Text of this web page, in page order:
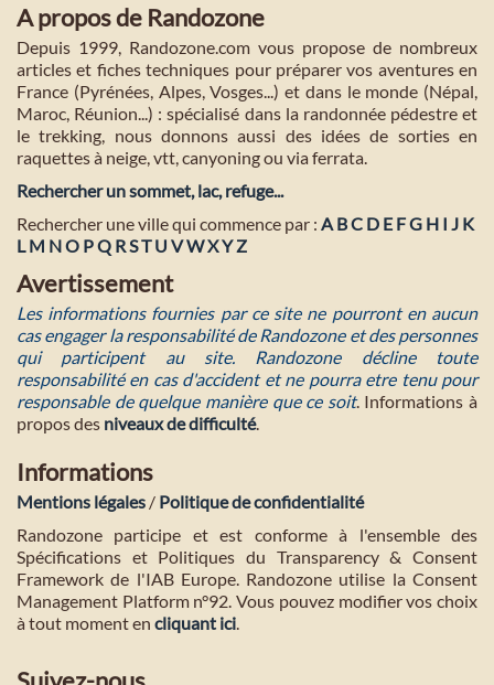
A propos de Randozone
Depuis 1999, Randozone.com vous propose de nombreux
articles et fiches techniques pour préparer vos aventures en
France (Pyrénées, Alpes, Vosges...) et dans le monde (Népal,
Maroc, Réunion...) : spécialisé dans la randonnée pédestre et
le trekking, nous donnons aussi des idées de sorties en
raquettes à neige, vtt, canyoning ou via ferrata.
Rechercher un sommet, lac, refuge...
Rechercher une ville qui commence par : A BC D E FG H I J K
L M NO PQ RST U VWXYZ
Avertissement
Les informations fournies par ce site ne pourront en aucun
cas engager la responsabilité de Randozone et des personnes
qui participent au site. Randozone décline toute
responsabilité en cas d'accident et ne pourra etre tenu pour
responsable de quelque manière que ce soit. Informations à
propos des niveaux de difficulté.
Informations
Mentions légales / Politique de confidentialité
Randozone participe et est conforme à l'ensemble des
Spécifications et Politiques du Transparency & Consent
Framework de l'IAB Europe. Randozone utilise la Consent
Management Platform n°92. Vous pouvez modifier vos choix
à tout moment en cliquant ici.